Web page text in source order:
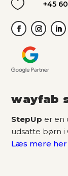
 +45
wayfab
StepUp er en
udsatte børn i
Læs mere her